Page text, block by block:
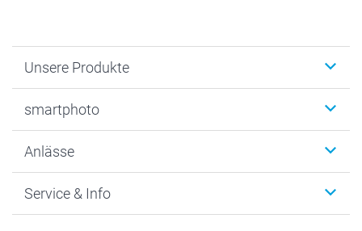
Unsere Produkte
Fotogeschenke
MyNameBook
Fotoabzüge, Fotos als Buch & Poster
smartphoto
Warum smartphoto
Datenschutz
Anlässe
Neujahr
Service & Info